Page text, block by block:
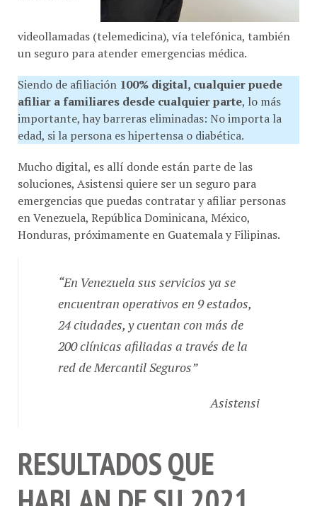
videollamadas (telemedicina), vía telefónica, también
un seguro para atender emergencias médica.
Siendo de afiliación 100% digital, cualquier puede
afiliar a familiares desde cualquier parte , lo más
importante, hay barreras eliminadas: No importa la
edad, si la persona es hipertensa o diabética.
Mucho digital, es allí donde están parte de las
soluciones, Asistensi quiere ser un seguro para
emergencias que puedas contratar y afiliar personas
en Venezuela, República Dominicana, México,
Honduras, próximamente en Guatemala y Filipinas.
“En Venezuela sus servicios ya se
encuentran operativos en 9 estados,
24 ciudades, y cuentan con más de
200 clínicas afiliadas a través de la
red de Mercantil Seguros”
Asistensi
RESULTADOS QUE
HABLAN DE SU 2021